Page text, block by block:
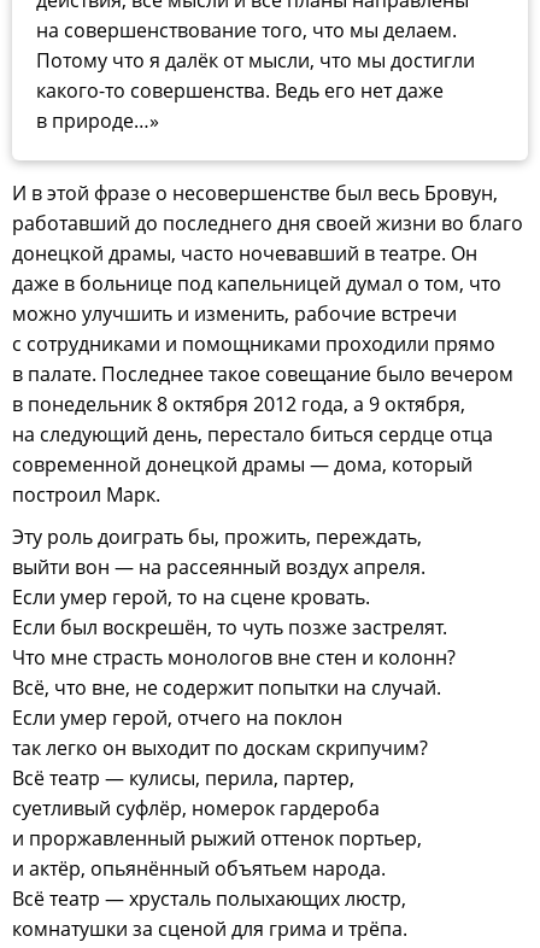
на совершенствование того, что мы делаем.
Потому что я далёк от мысли, что мы достигли
какого-то совершенства. Ведь его нет даже
в природе…»
И в этой фразе о несовершенстве был весь Бровун,
работавший до последнего дня своей жизни во благо
донецкой драмы, часто ночевавший в театре. Он
даже в больнице под капельницей думал о том, что
можно улучшить и изменить, рабочие встречи
с сотрудниками и помощниками проходили прямо
в палате. Последнее такое совещание было вечером
в понедельник 8 октября 2012 года, а 9 октября,
на следующий день, перестало биться сердце отца
современной донецкой драмы — дома, который
построил Марк.
Эту роль доиграть бы, прожить, переждать,
выйти вон — на рассеянный воздух апреля.
Если умер герой, то на сцене кровать.
Если был воскрешён, то чуть позже застрелят.
Что мне страсть монологов вне стен и колонн?
Всё, что вне, не содержит попытки на случай.
Если умер герой, отчего на поклон
так легко он выходит по доскам скрипучим?
Всё театр — кулисы, перила, партер,
суетливый суфлёр, номерок гардероба
и проржавленный рыжий оттенок портьер,
и актёр, опьянённый объятьем народа.
Всё театр — хрусталь полыхающих люстр,
комнатушки за сценой для грима и трёпа.